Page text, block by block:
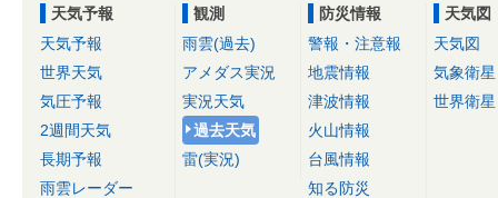
天気予報
天気予報
世界天気
気圧予報
2週間天気
長期予報
雨雲レーダー
観測
雨雲(過去)
アメダス実況
実況天気
過去天気
雷(実況)
防災情報
警報・注意報
地震情報
津波情報
火山情報
台風情報
知る防災
天気図
天気図
気象衛星
世界衛星